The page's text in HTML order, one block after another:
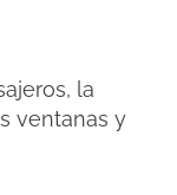
la
ventanas y